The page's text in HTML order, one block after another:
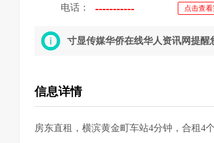
电话： 点击查
寸显传媒华侨在线华人资讯网提醒
信息详情
房东直租，横滨黄金町车站4分钟，合租4